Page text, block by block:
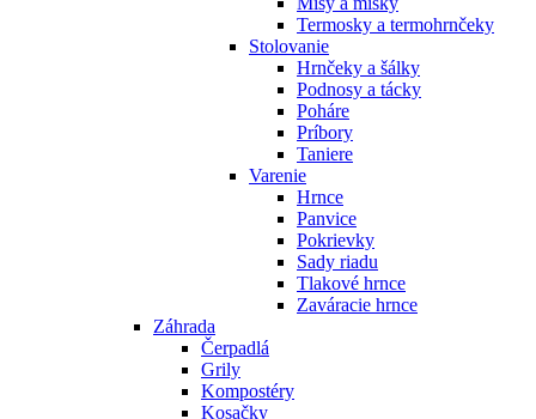
Termosky a termohrnčeky
Stolovanie
Hrnčeky a šálky
Podnosy a tácky
Poháre
Príbory
Taniere
Varenie
Hrnce
Panvice
Pokrievky
Sady riadu
Tlakové hrnce
Zaváracie hrnce
Záhrada
Čerpadlá
Grily
Kompostéry
Kosačky